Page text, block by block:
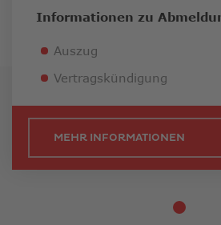
Informationen zu
Auszug
Vertragskündigung
MEHR INFORMATIONEN